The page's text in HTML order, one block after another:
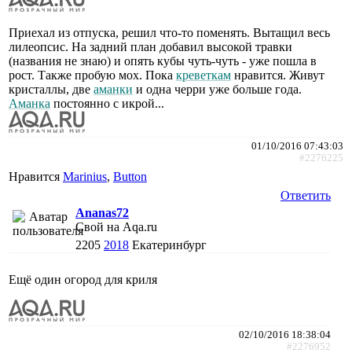
Приехал из отпуска, решил что-то поменять. Вытащил весь
лилеопсис. На задний план добавил высокой травки
(названия не знаю) и опять кубы чуть-чуть - уже пошла в
рост. Также пробую мох. Пока креветкам нравится. Живут
кристаллы, две аманки и одна черри уже больше года.
Аманка постоянно с икрой...
01/10/2016 07:43:03
#2276225
Нравится Marinius, Button
Ответить
Ananas72
Свой на Aqa.ru
2205 2018 Екатеринбург
Ещё один огород для криля
02/10/2016 18:38:04
#2276952